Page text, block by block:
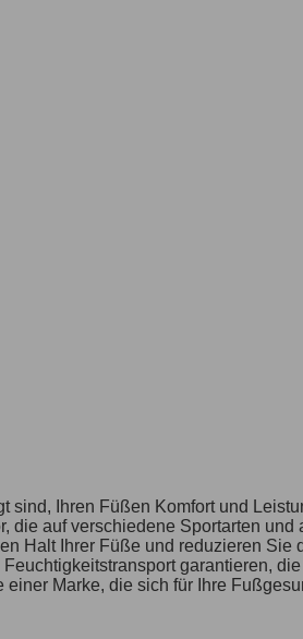
sind, Ihren Füßen Komfort und
die auf verschiedene Sportarten und
Halt Ihrer Füße und reduzieren Sie
garantieren,
Marke, die sich für Ihre